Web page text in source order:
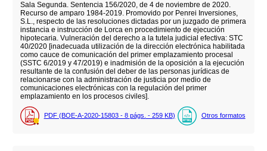
Sala Segunda. Sentencia 156/2020, de 4 de noviembre de 2020.
Recurso de amparo 1984-2019. Promovido por Penrei Inversiones,
S.L., respecto de las resoluciones dictadas por un juzgado de primera
instancia e instrucción de Lorca en procedimiento de ejecución
hipotecaria. Vulneración del derecho a la tutela judicial efectiva: STC
40/2020 [inadecuada utilización de la dirección electrónica habilitada
como cauce de comunicación del primer emplazamiento procesal
(SSTC 6/2019 y 47/2019) e inadmisión de la oposición a la ejecución
resultante de la confusión del deber de las personas jurídicas de
relacionarse con la administración de justicia por medio de
comunicaciones electrónicas con la regulación del primer
emplazamiento en los procesos civiles].
PDF (BOE-A-2020-15803 - 8 págs. - 259 KB) Otros formatos